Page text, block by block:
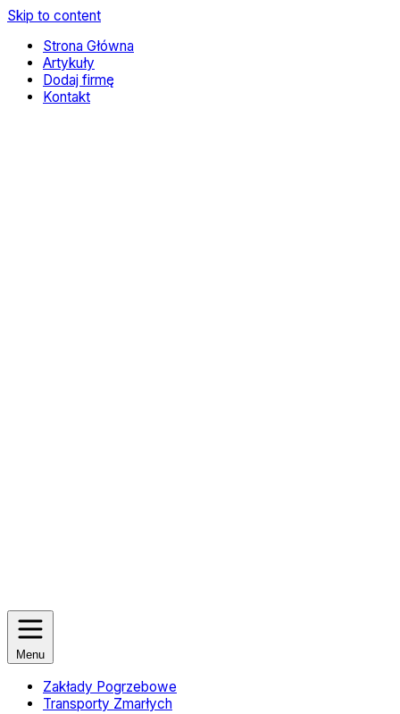
Skip to content
Strona Główna
Artykuły
Dodaj firmę
Kontakt
Menu
Zakłady Pogrzebowe
Transporty Zmarłych